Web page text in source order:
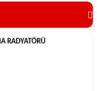
RADYATÖRÜ